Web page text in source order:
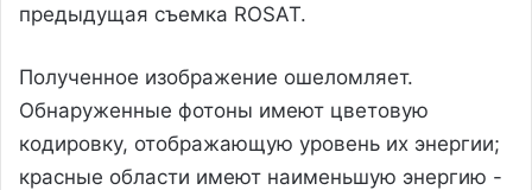
предыдущая съемка ROSAT.
Полученное изображение ошеломляет.
Обнаруженные фотоны имеют цветовую
кодировку, отображающую уровень их энергии;
красные области имеют наименьшую энергию -